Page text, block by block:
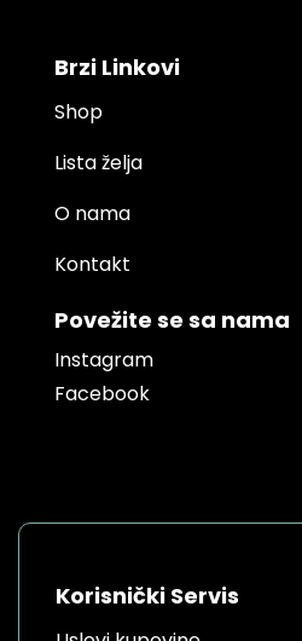
Brzi Linkovi
Shop
Lista želja
O nama
Kontakt
Povežite se sa nama
Instagram
Facebook
Korisnički Servis